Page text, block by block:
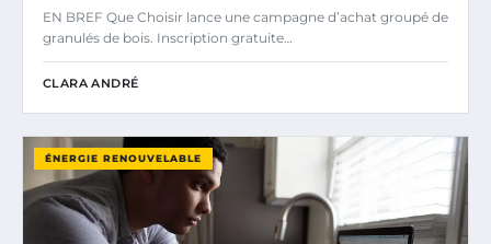
EN BREF Que Choisir lance une campagne d’achat groupé de
granulés de bois. Inscription gratuite…
CLARA ANDRÉ
ÉNERGIE RENOUVELABLE